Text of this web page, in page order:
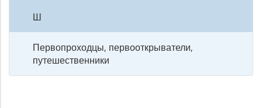
Ш
Первопроходцы, первооткрыватели,
путешественники